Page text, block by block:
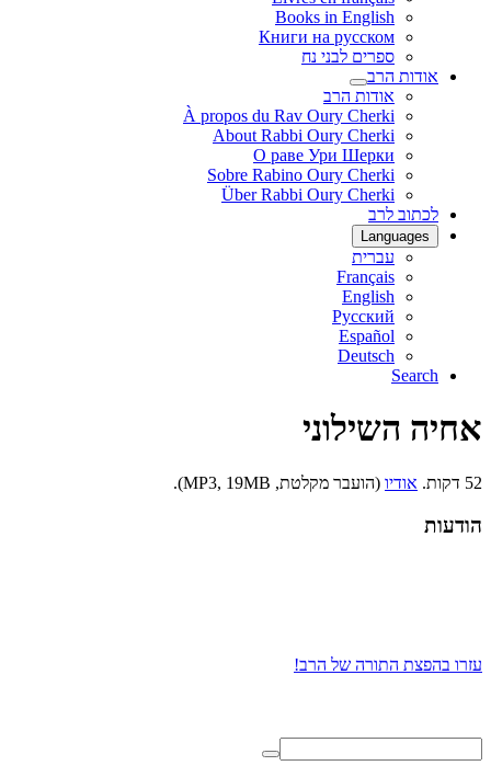
Books in English
Книги на русском
ספרים לבני נח
אודות הרב
אודות הרב
À propos du Rav Oury Cherki
About Rabbi Oury Cherki
О раве Ури Шерки
Sobre Rabino Oury Cherki
Über Rabbi Oury Cherki
לכתוב לרב
Languages
עברית
Français
English
Русский
Español
Deutsch
Search
אחיה השילוני
52 דקות. אודיו (הועבר מקלטת, MP3, 19MB).
הודעות
עזרו בהפצת התורה של הרב!